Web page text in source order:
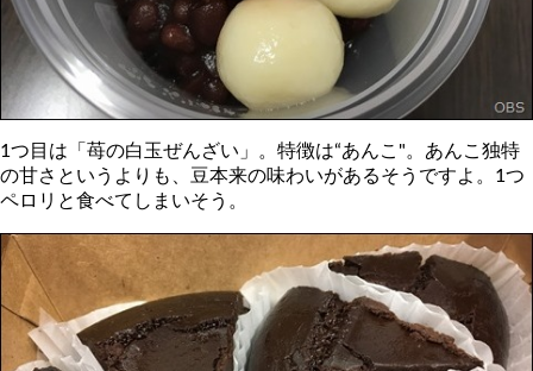
1つ目は「苺の白玉ぜんざい」。特徴は“あんこ"。あんこ独特
の甘さというよりも、豆本来の味わいがあるそうですよ。1つ
ペロリと食べてしまいそう。